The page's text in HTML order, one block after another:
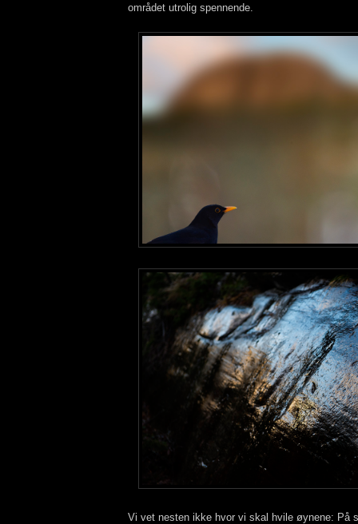
området utrolig spennende.
Vi vet nesten ikke hvor vi skal hvile øynene: På